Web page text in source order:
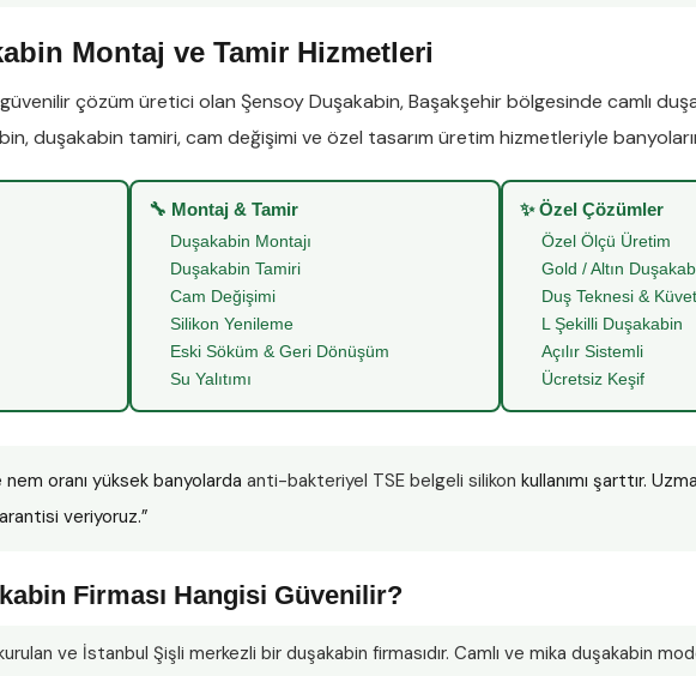
Montaj ve Tamir Hizmetleri
çözüm üretici olan Şensoy Duşakabin,Başakşehirbölgesinde camlı
,duşakabin tamiri,cam değişimi ve özel tasarım üretim hizmetleriyle
🔧 Montaj & Tamir
Duşakabin Montajı
Duşakabin Tamiri
Cam Değişimi
Silikon Yenileme
Eski Söküm & Geri Dönüşüm
Su Yalıtımı
✨ Özel Çözümler
Özel Ölçü Üretim
Gold / Altın
Duş Teknesi & Küvet
L Şekilli Duşakabin
Açılır Sistemli
Ücretsiz Keşif
oranı yüksek banyolarda anti-bakteriyel TSE belgeli silikon kullanımı şarttır.
veriyoruz.”
Firması Hangisi Güvenilir?
ve İstanbul Şişli merkezli bir duşakabin firmasıdır. Camlı ve mika duşakabin